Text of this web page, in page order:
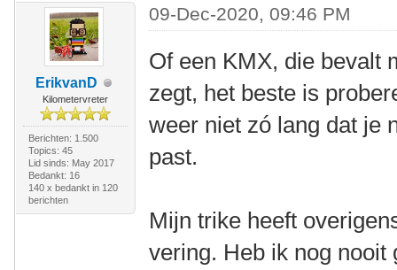
ErikvanD
Kilometervreter
Berichten: 1.500
Topics: 45
Lid sinds: May 2017
Bedankt: 16
140 x bedankt in 120
berichten
09-Dec-2020, 09:46 PM
Of een KMX, die bevalt
zegt, het beste is
weer niet zó lang dat je
past.
Mijn trike heeft
vering. Heb ik nog